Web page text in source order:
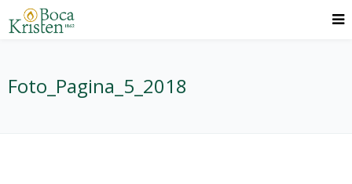
Foto_Pagina_5_2018